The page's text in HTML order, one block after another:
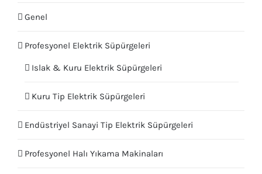
Genel
Profesyonel Elektrik Süpürgeleri
Islak & Kuru Elektrik Süpürgeleri
Kuru Tip Elektrik Süpürgeleri
Endüstriyel Sanayi Tip Elektrik Süpürgeleri
Profesyonel Halı Yıkama Makinaları